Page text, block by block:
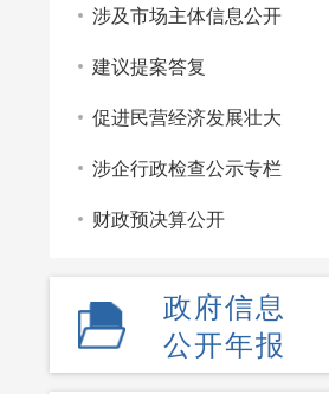
涉及市场主体信息公开
建议提案答复
促进民营经济发展壮大
涉企行政检查公示专栏
财政预决算公开
政府信息
公开年报